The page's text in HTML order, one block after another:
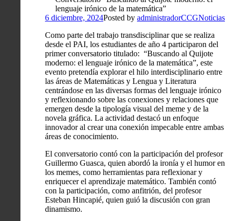
lenguaje irónico de la matemática”
6 diciembre, 2024Posted by administradorCCGNoticias
Como parte del trabajo transdisciplinar que se realiza
desde el PAI, los estudiantes de año 4 participaron del
primer conversatorio titulado: “Buscando al Quijote
moderno: el lenguaje irónico de la matemática”, este
evento pretendía explorar el hilo interdisciplinario entre
las áreas de Matemáticas y Lengua y Literatura
centrándose en las diversas formas del lenguaje irónico
y reflexionando sobre las conexiones y relaciones que
emergen desde la tipología visual del meme y de la
novela gráfica. La actividad destacó un enfoque
innovador al crear una conexión impecable entre ambas
áreas de conocimiento.
El conversatorio contó con la participación del profesor
Guillermo Guasca, quien abordó la ironía y el humor en
los memes, como herramientas para reflexionar y
enriquecer el aprendizaje matemático. También contó
con la participación, como anfitrión, del profesor
Esteban Hincapié, quien guió la discusión con gran
dinamismo.